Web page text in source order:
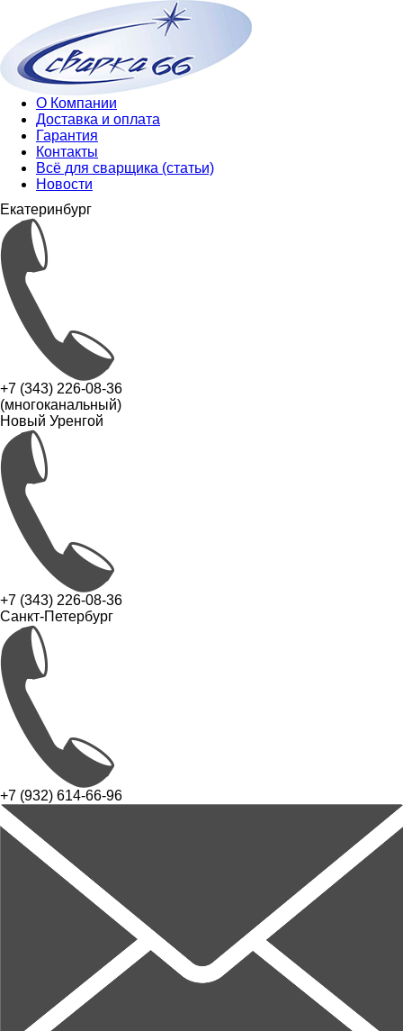
О Компании
Доставка и оплата
Гарантия
Контакты
Всё для сварщика (статьи)
Новости
Екатеринбург
+7 (343) 226-08-36
(многоканальный)
Новый Уренгой
+7 (343) 226-08-36
Санкт-Петербург
+7 (932) 614-66-96